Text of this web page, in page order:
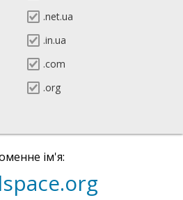
.net.ua
.in.ua
.com
.org
ім'я: